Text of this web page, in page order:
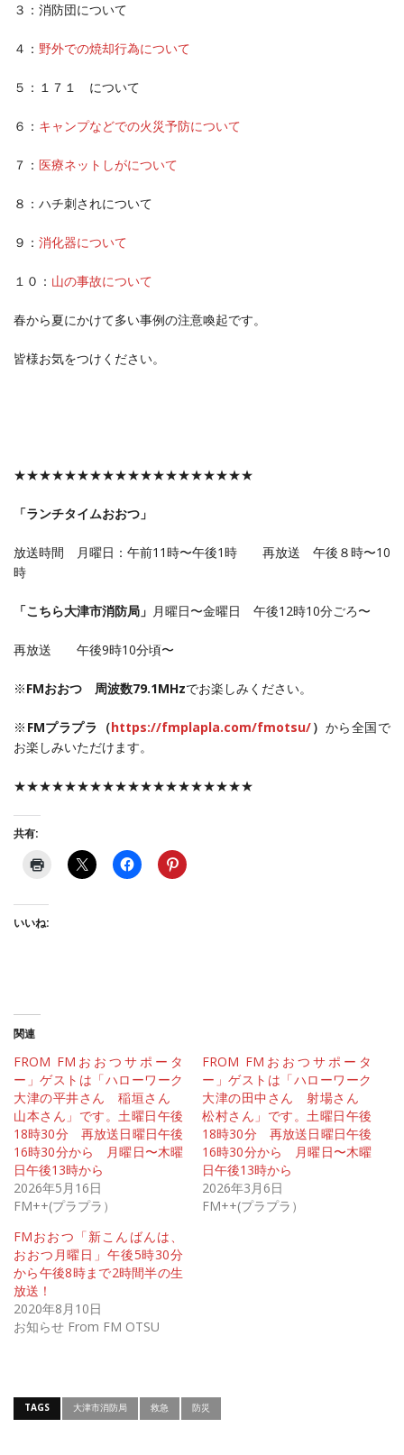
３：消防団について
４： 野外での焼却行為について
５：１７１ について
６： キャンプなどでの火災予防について
７： 医療ネットしがについて
８：ハチ刺されについて
９： 消化器について
１０： 山の事故について
春から夏にかけて多い事例の注意喚起です。
皆様お気をつけください。
★★★★★★★★★★★★★★★★★★★
「ランチタイムおおつ」
放送時間 月曜日：午前11時〜午後1時 再放送 午後８時〜10
時
「こちら大津市消防局」 月曜日〜金曜日 午後12時10分ごろ〜
再放送 午後9時10分頃〜
※FMおおつ 周波数79.1MHzでお楽しみください。
※ FMプラプラ（https://fmplapla.com/fmotsu/） から全国で
お楽しみいただけます。
★★★★★★★★★★★★★★★★★★★
共有:
いいね:
関連
FROM FMおおつサポータ
ー」ゲストは「ハローワーク
大津の平井さん 稲垣さん
山本さん」です。土曜日午後
18時30分 再放送日曜日午後
16時30分から 月曜日〜木曜
日午後13時から
2026年5月16日
FM++(プラプラ）
FROM FMおおつサポータ
ー」ゲストは「ハローワーク
大津の田中さん 射場さん
松村さん」です。土曜日午後
18時30分 再放送日曜日午後
16時30分から 月曜日〜木曜
日午後13時から
2026年3月6日
FM++(プラプラ）
FMおおつ「新こんばんは、
おおつ月曜日」午後5時30分
から午後8時まで2時間半の生
放送！
2020年8月10日
お知らせ From FM OTSU
TAGS 大津市消防局 救急 防災